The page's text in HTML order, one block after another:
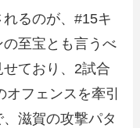
るのが、#15キ
至宝とも言うべ
ており、2試合
フェンスを牽引
滋賀の攻撃パタ